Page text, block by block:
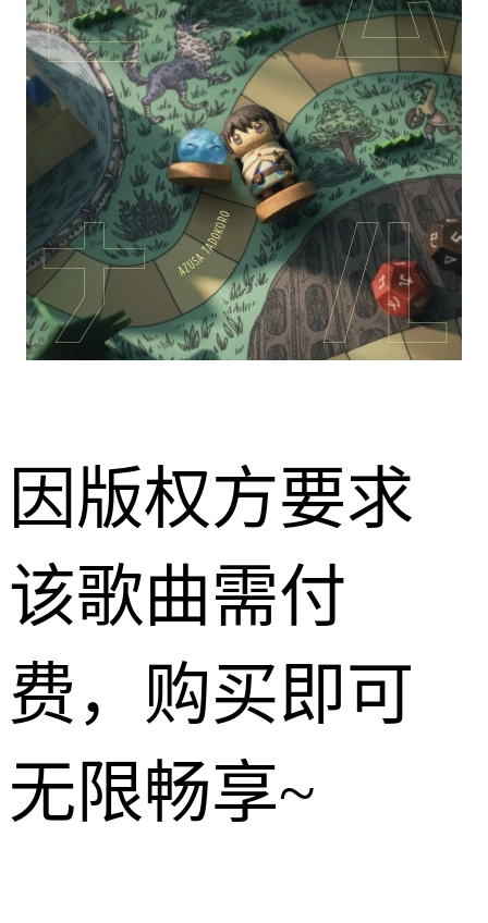
因版权方要求
该歌曲需付
费，购买即可
无限畅享~